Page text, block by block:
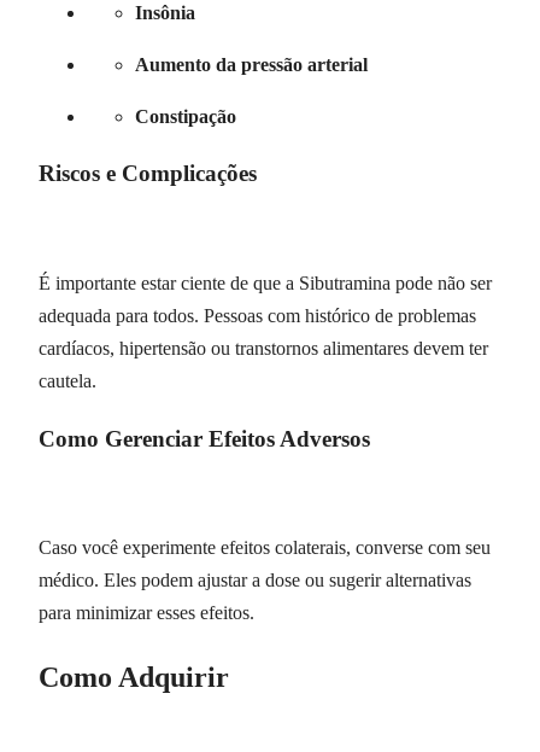
Insônia
Aumento da pressão arterial
Constipação
Riscos e Complicações
É importante estar ciente de que a Sibutramina pode não ser
adequada para todos. Pessoas com histórico de problemas
cardíacos, hipertensão ou transtornos alimentares devem ter
cautela.
Como Gerenciar Efeitos Adversos
Caso você experimente efeitos colaterais, converse com seu
médico. Eles podem ajustar a dose ou sugerir alternativas
para minimizar esses efeitos.
Como Adquirir